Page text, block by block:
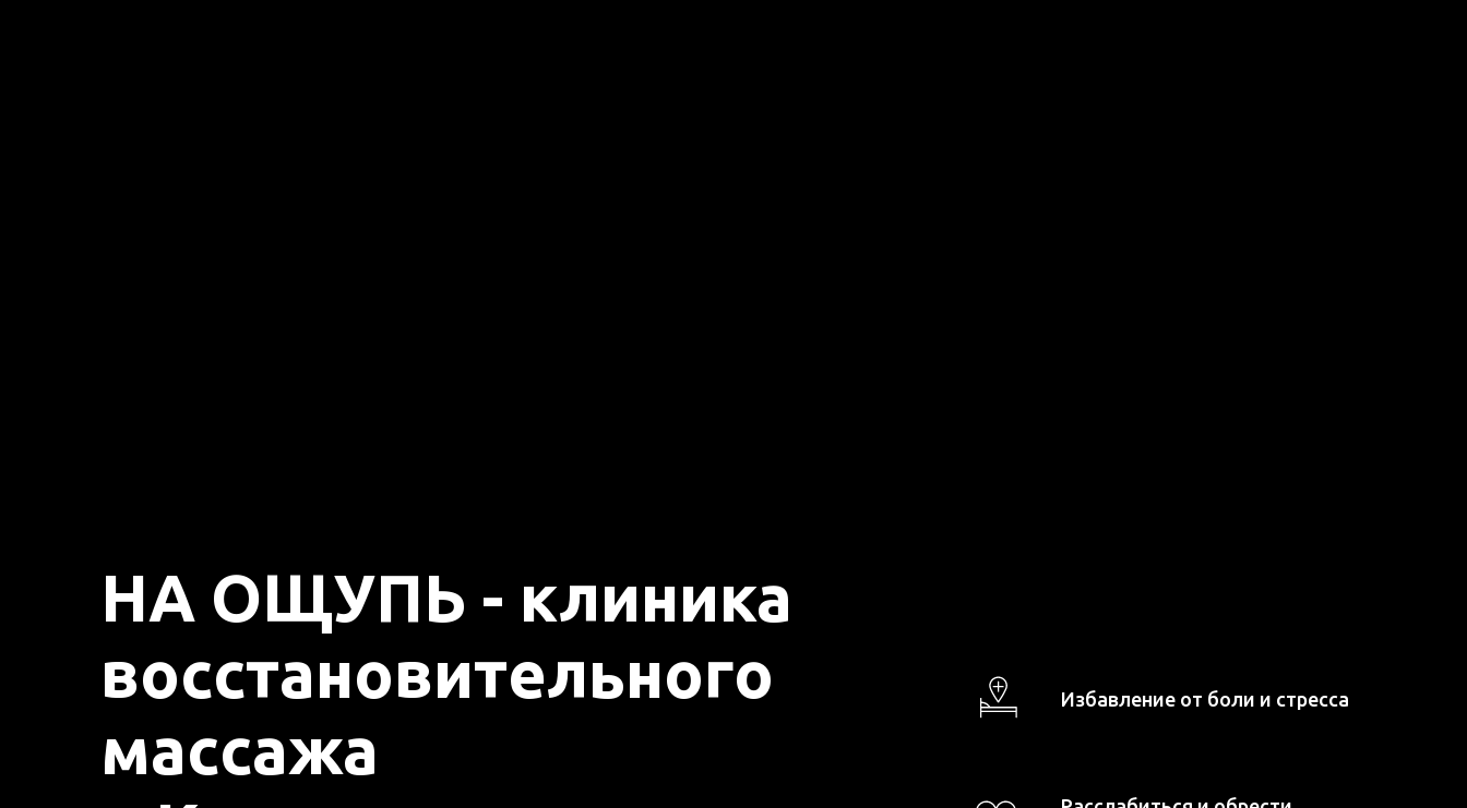
НА ОЩУПЬ - клиника
восстановительного
массажа
Избавление от боли и стресса